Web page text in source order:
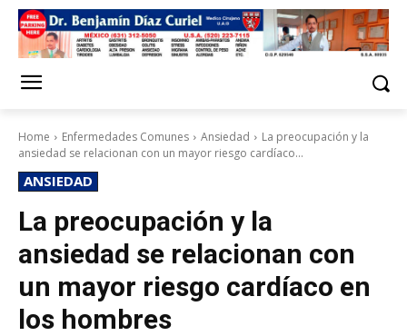
Home Enfermedades Comunes Ansiedad
La preocupación y la
ansiedad se relacionan con un mayor riesgo cardíaco...
ANSIEDAD
La preocupación y la
ansiedad se relacionan con
un mayor riesgo cardíaco en
los hombres